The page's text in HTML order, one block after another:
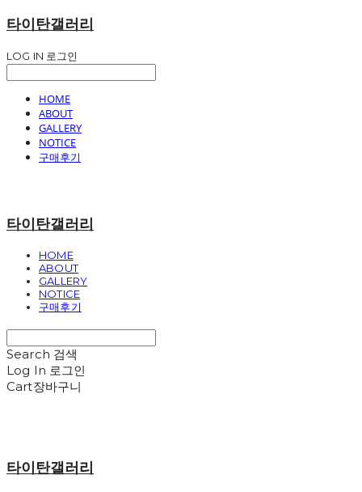
타이탄갤러리
LOG IN 로그인
HOME
ABOUT
GALLERY
NOTICE
구매후기
타이탄갤러리
HOME
ABOUT
GALLERY
NOTICE
구매후기
Search 검색
Log In 로그인
Cart장바구니
타이탄갤러리